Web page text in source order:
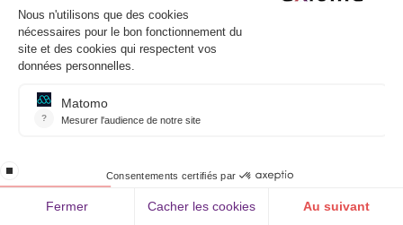
Espace groupe My Différence
Application Axiome
iSuite Axiome Alpha
iSuite Axiome Provence
Cette année 2026 nous voit une fois de plus labellisé